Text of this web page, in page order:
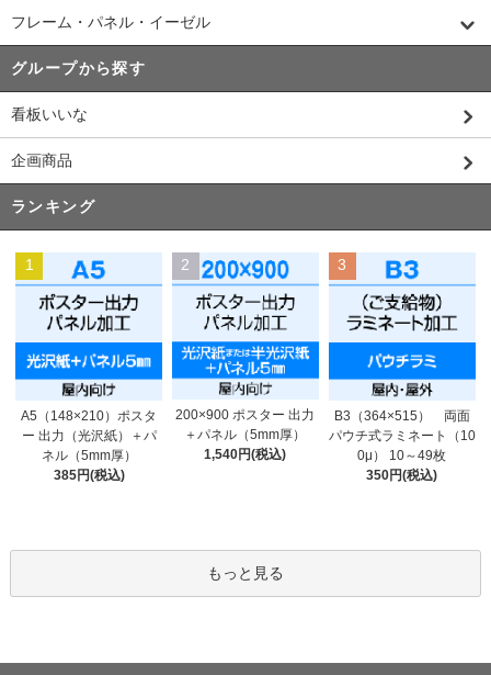
フレーム・パネル・イーゼル
グループから探す
看板いいな
企画商品
ランキング
1
A5（148×210）ポスタ
ー 出力（光沢紙）＋パ
ネル（5mm厚）
385円(税込)
2
200×900 ポスター 出力
＋パネル（5mm厚）
1,540円(税込)
3
B3（364×515） 両面
パウチ式ラミネート（10
0μ） 10～49枚
350円(税込)
もっと見る